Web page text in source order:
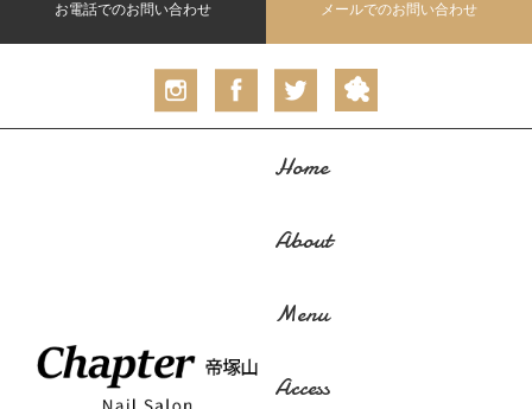
お電話でのお問い合わせ メールでのお問い合わせ
Home
About
Menu
Access